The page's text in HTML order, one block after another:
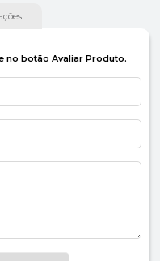
no botão Avaliar Produto.